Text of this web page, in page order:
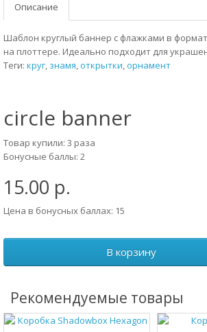
Описание
Шаблон круглый баннер с флажками в
на плоттере. Идеально подходит для
Теги: круг, знамя,открытки,орнамент
circle banner
Товар купили: 3 раза
Бонусные баллы: 2
15.00 р.
Цена в бонусных баллах: 15
В корзину
Рекомендуемые товары